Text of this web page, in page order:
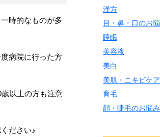
時的なものが多
病院に行った方
以上の方も注意
ださい♪
漢方
目・鼻・口のお
睡眠
美容液
美白
美肌・ニキビケア
育毛
顔・睫毛のお悩み